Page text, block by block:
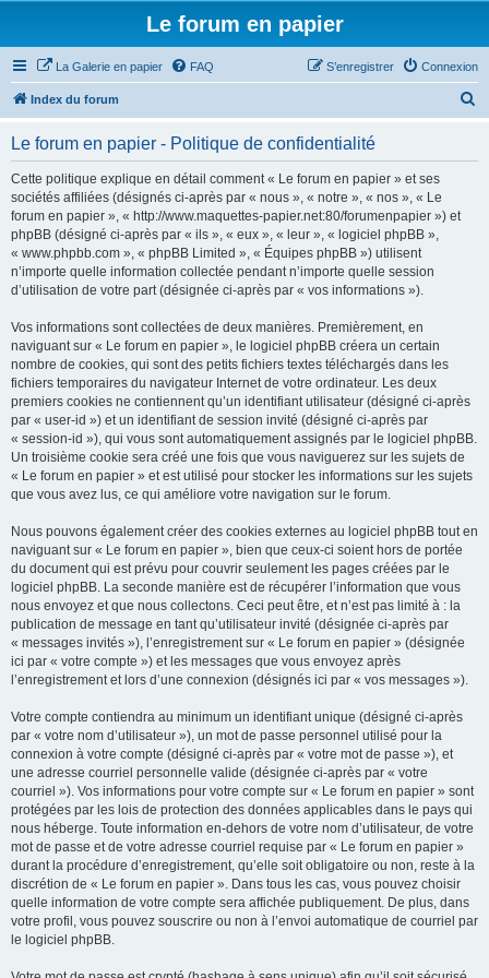
Le forum en papier
La Galerie en papier FAQ Connexion
S’enregistrer
Index du forum
Le forum en papier - Politique de confidentialité
Cette politique explique en détail comment « Le forum en papier » et ses
sociétés affiliées (désignés ci-après par « nous », « notre », « nos », « Le
forum en papier », « http://www.maquettes-papier.net:80/forumenpapier ») et
phpBB (désigné ci-après par « ils », « eux », « leur », « logiciel phpBB »,
« www.phpbb.com », « phpBB Limited », « Équipes phpBB ») utilisent
n’importe quelle information collectée pendant n’importe quelle session
d’utilisation de votre part (désignée ci-après par « vos informations »).
Vos informations sont collectées de deux manières. Premièrement, en
naviguant sur « Le forum en papier », le logiciel phpBB créera un certain
nombre de cookies, qui sont des petits fichiers textes téléchargés dans les
fichiers temporaires du navigateur Internet de votre ordinateur. Les deux
premiers cookies ne contiennent qu’un identifiant utilisateur (désigné ci-après
par « user-id ») et un identifiant de session invité (désigné ci-après par
« session-id »), qui vous sont automatiquement assignés par le logiciel phpBB.
Un troisième cookie sera créé une fois que vous naviguerez sur les sujets de
« Le forum en papier » et est utilisé pour stocker les informations sur les sujets
que vous avez lus, ce qui améliore votre navigation sur le forum.
Nous pouvons également créer des cookies externes au logiciel phpBB tout en
naviguant sur « Le forum en papier », bien que ceux-ci soient hors de portée
du document qui est prévu pour couvrir seulement les pages créées par le
logiciel phpBB. La seconde manière est de récupérer l’information que vous
nous envoyez et que nous collectons. Ceci peut être, et n’est pas limité à : la
publication de message en tant qu’utilisateur invité (désignée ci-après par
« messages invités »), l’enregistrement sur « Le forum en papier » (désignée
ici par « votre compte ») et les messages que vous envoyez après
l’enregistrement et lors d’une connexion (désignés ici par « vos messages »).
Votre compte contiendra au minimum un identifiant unique (désigné ci-après
par « votre nom d’utilisateur »), un mot de passe personnel utilisé pour la
connexion à votre compte (désigné ci-après par « votre mot de passe »), et
une adresse courriel personnelle valide (désignée ci-après par « votre
courriel »). Vos informations pour votre compte sur « Le forum en papier » sont
protégées par les lois de protection des données applicables dans le pays qui
nous héberge. Toute information en-dehors de votre nom d’utilisateur, de votre
mot de passe et de votre adresse courriel requise par « Le forum en papier »
durant la procédure d’enregistrement, qu’elle soit obligatoire ou non, reste à la
discrétion de « Le forum en papier ». Dans tous les cas, vous pouvez choisir
quelle information de votre compte sera affichée publiquement. De plus, dans
votre profil, vous pouvez souscrire ou non à l’envoi automatique de courriel par
le logiciel phpBB.